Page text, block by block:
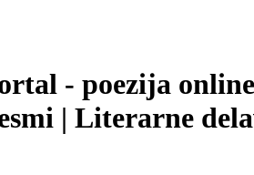
- poezija
| Literarne